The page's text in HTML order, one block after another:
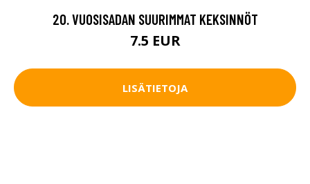
20. VUOSISADAN SUURIMMAT KEKSINNÖT
7.5 EUR
LISÄTIETOJA